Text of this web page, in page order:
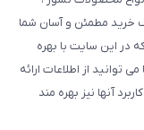
خرید مطمئن و آسان شما
در این سایت با بهره
از اطلاعات ارائه
آنها نیز بهره مند